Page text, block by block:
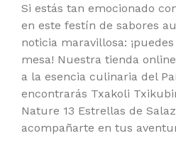
Si estás tan emocionado
en este festín de sabores
noticia maravillosa:
mesa! Nuestra tienda
a la esencia culinaria del
encontrarás Txakoli
Nature 13 Estrellas de
acompañarte en tus